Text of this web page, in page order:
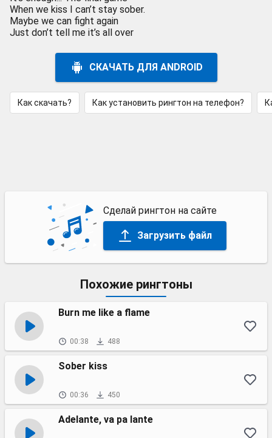
When we kiss I can’t stay sober.
Maybe we can fight again
Just don’t tell me it’s all over
СКАЧАТЬ ДЛЯ ANDROID
Как скачать? Как установить рингтон на телефон?
Сделай рингтон на сайте
Загрузить файл
Похожие рингтоны
Burn me like a flame
00:38 488
Sober kiss
00:36 450
Adelante, va pa lante